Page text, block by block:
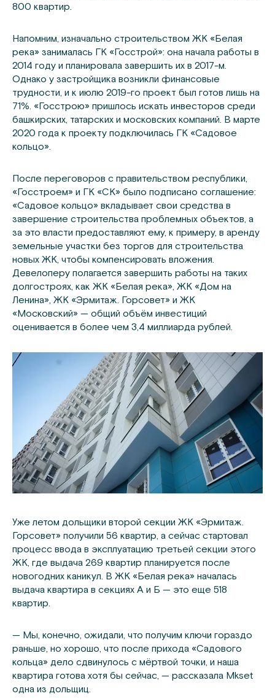
800 квартир.
Напомним, изначально строительством ЖК «Белая
река» занималась ГК «Госстрой»: она начала работы в
2014 году и планировала завершить их в 2017-м.
Однако у застройщика возникли финансовые
трудности, и к июлю 2019-го проект был готов лишь на
71%. «Госстрою» пришлось искать инвесторов среди
башкирских, татарских и московских компаний. В марте
2020 года к проекту подключилась ГК «Садовое
кольцо».
После переговоров с правительством республики,
«Госстроем» и ГК «СК» было подписано соглашение:
«Садовое кольцо» вкладывает свои средства в
завершение строительства проблемных объектов, а
за это власти предоставляют ему, к примеру, в аренду
земельные участки без торгов для строительства
новых ЖК, чтобы компенсировать вложения.
Девелоперу полагается завершить работы на таких
долгостроях, как ЖК «Белая река», ЖК «Дом на
Ленина», ЖК «Эрмитаж. Горсовет» и ЖК
«Московский» — общий объём инвестиций
оценивается в более чем 3,4 миллиарда рублей.
Уже летом дольщики второй секции ЖК «Эрмитаж.
Горсовет» получили 56 квартир, а сейчас стартовал
процесс ввода в эксплуатацию третьей секции этого
ЖК, где выдача 269 квартир планируется после
новогодних каникул. В ЖК «Белая река» началась
выдача квартира в секциях А и Б — это еще 518
квартир.
— Мы, конечно, ожидали, что получим ключи гораздо
раньше, но хорошо, что после прихода «Садового
кольца» дело сдвинулось с мёртвой точки, и наша
квартира готова хотя бы сейчас, — рассказала Mkset
одна из дольщиц.